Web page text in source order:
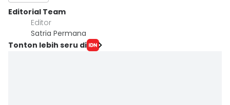
Editorial Team
Editor
Satria Permana
Tonton lebih seru di